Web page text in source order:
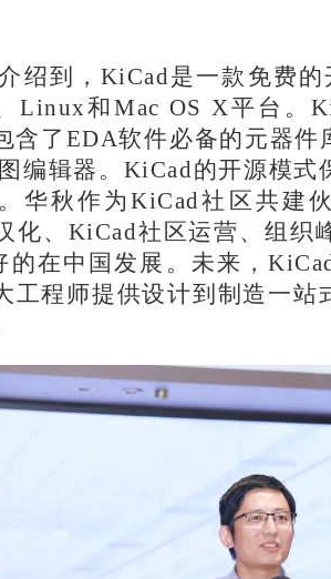
绍到，KiCad是一款免费
Linux和Mac OS X平台。
含了EDA软件必备的元器件
编辑器。KiCad的开源模
华秋作为KiCad社区共建
化、KiCad社区运营、组织
的在中国发展。未来，
工程师提供设计到制造一